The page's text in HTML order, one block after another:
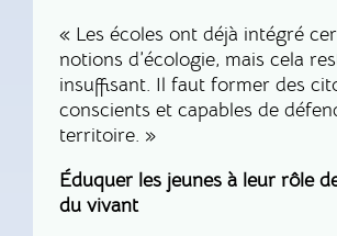
« Les écoles ont déjà intégré
notions d’écologie, mais cela
insuffisant. Il faut former des
conscients et capables de
territoire. »
Éduquer les jeunes à leur rôle
du vivant